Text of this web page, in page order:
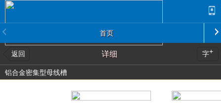
首页
返回 详细 字+
铝合金密集型母线槽